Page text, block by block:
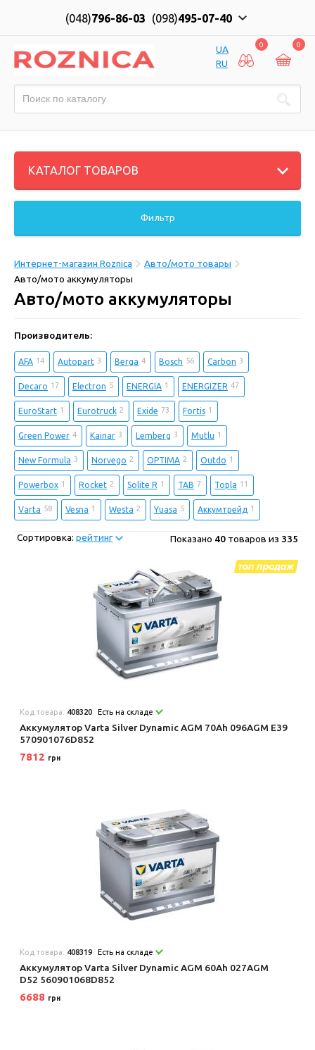
(048)796-86-03 (098)495-07-40
UA
RU
0 0
КАТАЛОГ ТОВАРОВ
Фильтр
Интернет-магазин Roznica
Авто/мото товары
Авто/мото аккумуляторы
Авто/мото аккумуляторы
Производитель:
AFA 14 Autopart 3 Berga 4 Bosch 56 Carbon 3
Decaro 17 Electron 5 ENERGIA 1 ENERGIZER 47
EuroStart 1 Eurotruck 2 Exide 73 Fortis 1
Green Power 4 Kainar 3 Lemberg 3 Mutlu 1
New Formula 3 Norvego 2 OPTIMA 2 Outdo 1
Powerbox 1 Rocket 2 Solite R 1 TAB 7 Topla 11
Varta 58 Vesna 1 Westa 2 Yuasa 5 Аккумтрейд 1
Сортировка: рейтинг Показано 40 товаров из 335
Код товара: 408320 Есть на складе
Аккумулятор Varta Silver Dynamic AGM 70Ah 096AGM E39
570901076D852
7812 грн
Код товара: 408319 Есть на складе
Аккумулятор Varta Silver Dynamic AGM 60Ah 027AGM
D52 560901068D852
6688 грн